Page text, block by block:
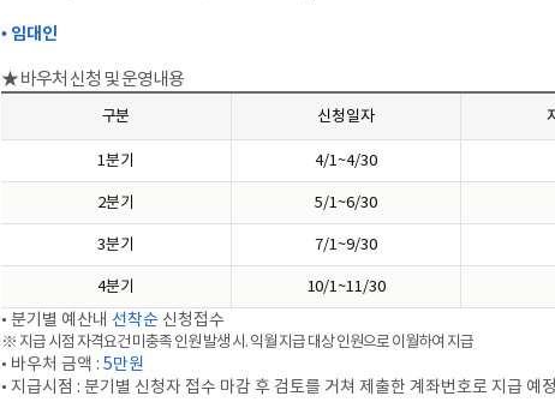
• 임대인
★ 바우처 신청 및 운영내용
구분 신청일자
1분기 4/1~4/30
2분기 5/1~6/30
3분기 7/1~9/30
4분기 10/1~11/30
• 분기별 예산내 선착순 신청접수
※ 지급 시점 자격요건 미충족 인원 발생 시. 익월 지급 대상 인원으로 이월하여 지급
• 바우처 금액 : 5만원
• 지급시점 : 분기별 신청자 접수 마감 후 검토를 거쳐 제출한 계좌번호로 지급 예정